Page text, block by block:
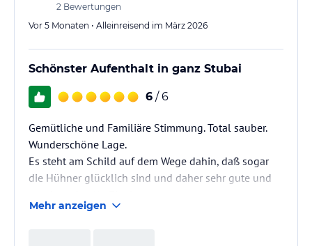
2 Bewertungen
Vor 5 Monaten • Alleinreisend im März 2026
Schönster Aufenthalt in ganz Stubai
6 / 6
Gemütliche und Familiäre Stimmung. Total sauber.
Wunderschöne Lage.
Es steht am Schild auf dem Wege dahin, daß sogar
die Hühner glücklich sind und daher sehr gute und
Mehr anzeigen